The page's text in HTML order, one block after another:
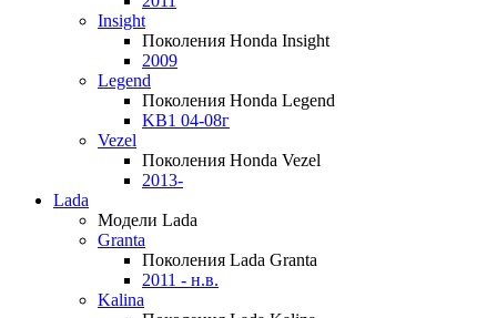
Insight
Поколения Honda Insight
2009
Legend
Поколения Honda Legend
KB1 04-08г
Vezel
Поколения Honda Vezel
2013-
Lada
Модели Lada
Granta
Поколения Lada Granta
2011 - н.в.
Kalina